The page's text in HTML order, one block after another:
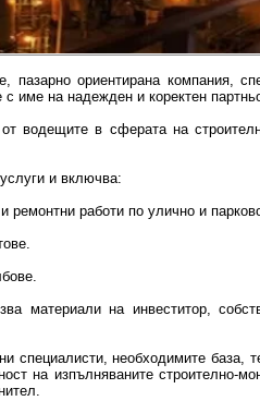
ориентирана компания,
име на надежден и коректен
водещите в сферата на
и включва:
работи по улично и
материали на инвеститор,
специалисти, необходимите база,
на изпълняваните строително-